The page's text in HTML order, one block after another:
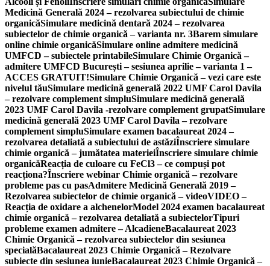
Medicină Generală 2024 – rezolvarea subiectului de chimie
organicăSimulare medicină dentară 2024 – rezolvarea
subiectelor de chimie organică – varianta nr. 3Barem simulare
online chimie organicăSimulare online admitere medicină
UMFCD – subiectele printabileSimulare Chimie Organică –
admitere UMFCD București – sesiunea aprilie – varianta 1 –
ACCES GRATUIT!Simulare Chimie Organică – vezi care este
nivelul tăuSimulare medicină generală 2022 UMF Carol Davila
– rezolvare complement simpluSimulare medicină generală
2023 UMF Carol Davila -rezolvare complement grupatSimulare
medicină generală 2023 UMF Carol Davila – rezolvare
complement simpluSimulare examen bacalaureat 2024 –
rezolvarea detaliată a subiectului de astăziÎnscriere simulare
chimie organică – jumătatea materieiÎnscriere simulare chimie
organicăReacția de culoare cu FeCl3 – ce compuși pot
reacționa?Înscriere webinar Chimie organică – rezolvare
probleme pas cu pasAdmitere Medicină Generală 2019 –
Rezolvarea subiectelor de chimie organică – videoVIDEO –
Reacția de oxidare a alchenelorModel 2024 examen bacalaureat
chimie organică – rezolvarea detaliată a subiectelorTipuri
probleme examen admitere – AlcadieneBacalaureat 2023
Chimie Organică – rezolvarea subiectelor din sesiunea
specialăBacalaureat 2023 Chimie Organică – Rezolvare
subiecte din sesiunea iunieBacalaureat 2023 Chimie Organică –